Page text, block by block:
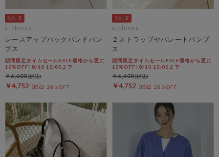
archives
レースアップバックバンドパン
プス
期間限定タイムセールSALE価格から更に
10%OFF! 8/10 10:00まで
￥4,752 28％OFF
￥6,600
archives
２ストラップセパレートパンプ
ス
期間限定タイムセールSALE価格から更に
10%OFF! 8/10 10:00まで
￥4,752 28％OFF
￥6,600